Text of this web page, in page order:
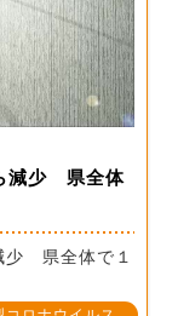
減少 県全体
少 県全体で１